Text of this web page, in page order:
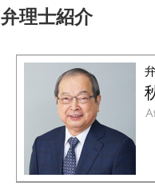
弁理士紹介